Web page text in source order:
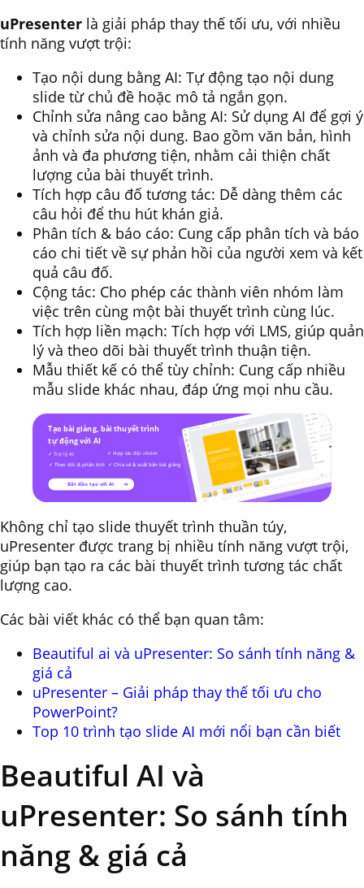
uPresenter là giải pháp thay thế tối ưu, với nhiều
tính năng vượt trội:
Tạo nội dung bằng AI: Tự động tạo nội dung
slide từ chủ đề hoặc mô tả ngắn gọn.
Chỉnh sửa nâng cao bằng AI: Sử dụng AI để gợi ý
và chỉnh sửa nội dung. Bao gồm văn bản, hình
ảnh và đa phương tiện, nhằm cải thiện chất
lượng của bài thuyết trình.
Tích hợp câu đố tương tác: Dễ dàng thêm các
câu hỏi để thu hút khán giả.
Phân tích & báo cáo: Cung cấp phân tích và báo
cáo chi tiết về sự phản hồi của người xem và kết
quả câu đố.
Cộng tác: Cho phép các thành viên nhóm làm
việc trên cùng một bài thuyết trình cùng lúc.
Tích hợp liền mạch: Tích hợp với LMS, giúp quản
lý và theo dõi bài thuyết trình thuận tiện.
Mẫu thiết kế có thể tùy chỉnh: Cung cấp nhiều
mẫu slide khác nhau, đáp ứng mọi nhu cầu.
Không chỉ tạo slide thuyết trình thuần túy,
uPresenter được trang bị nhiều tính năng vượt trội,
giúp bạn tạo ra các bài thuyết trình tương tác chất
lượng cao.
Các bài viết khác có thể bạn quan tâm:
Beautiful ai và uPresenter: So sánh tính năng &
giá cả
uPresenter – Giải pháp thay thế tối ưu cho
PowerPoint?
Top 10 trình tạo slide AI mới nổi bạn cần biết
Beautiful AI và
uPresenter: So sánh tính
năng & giá cả